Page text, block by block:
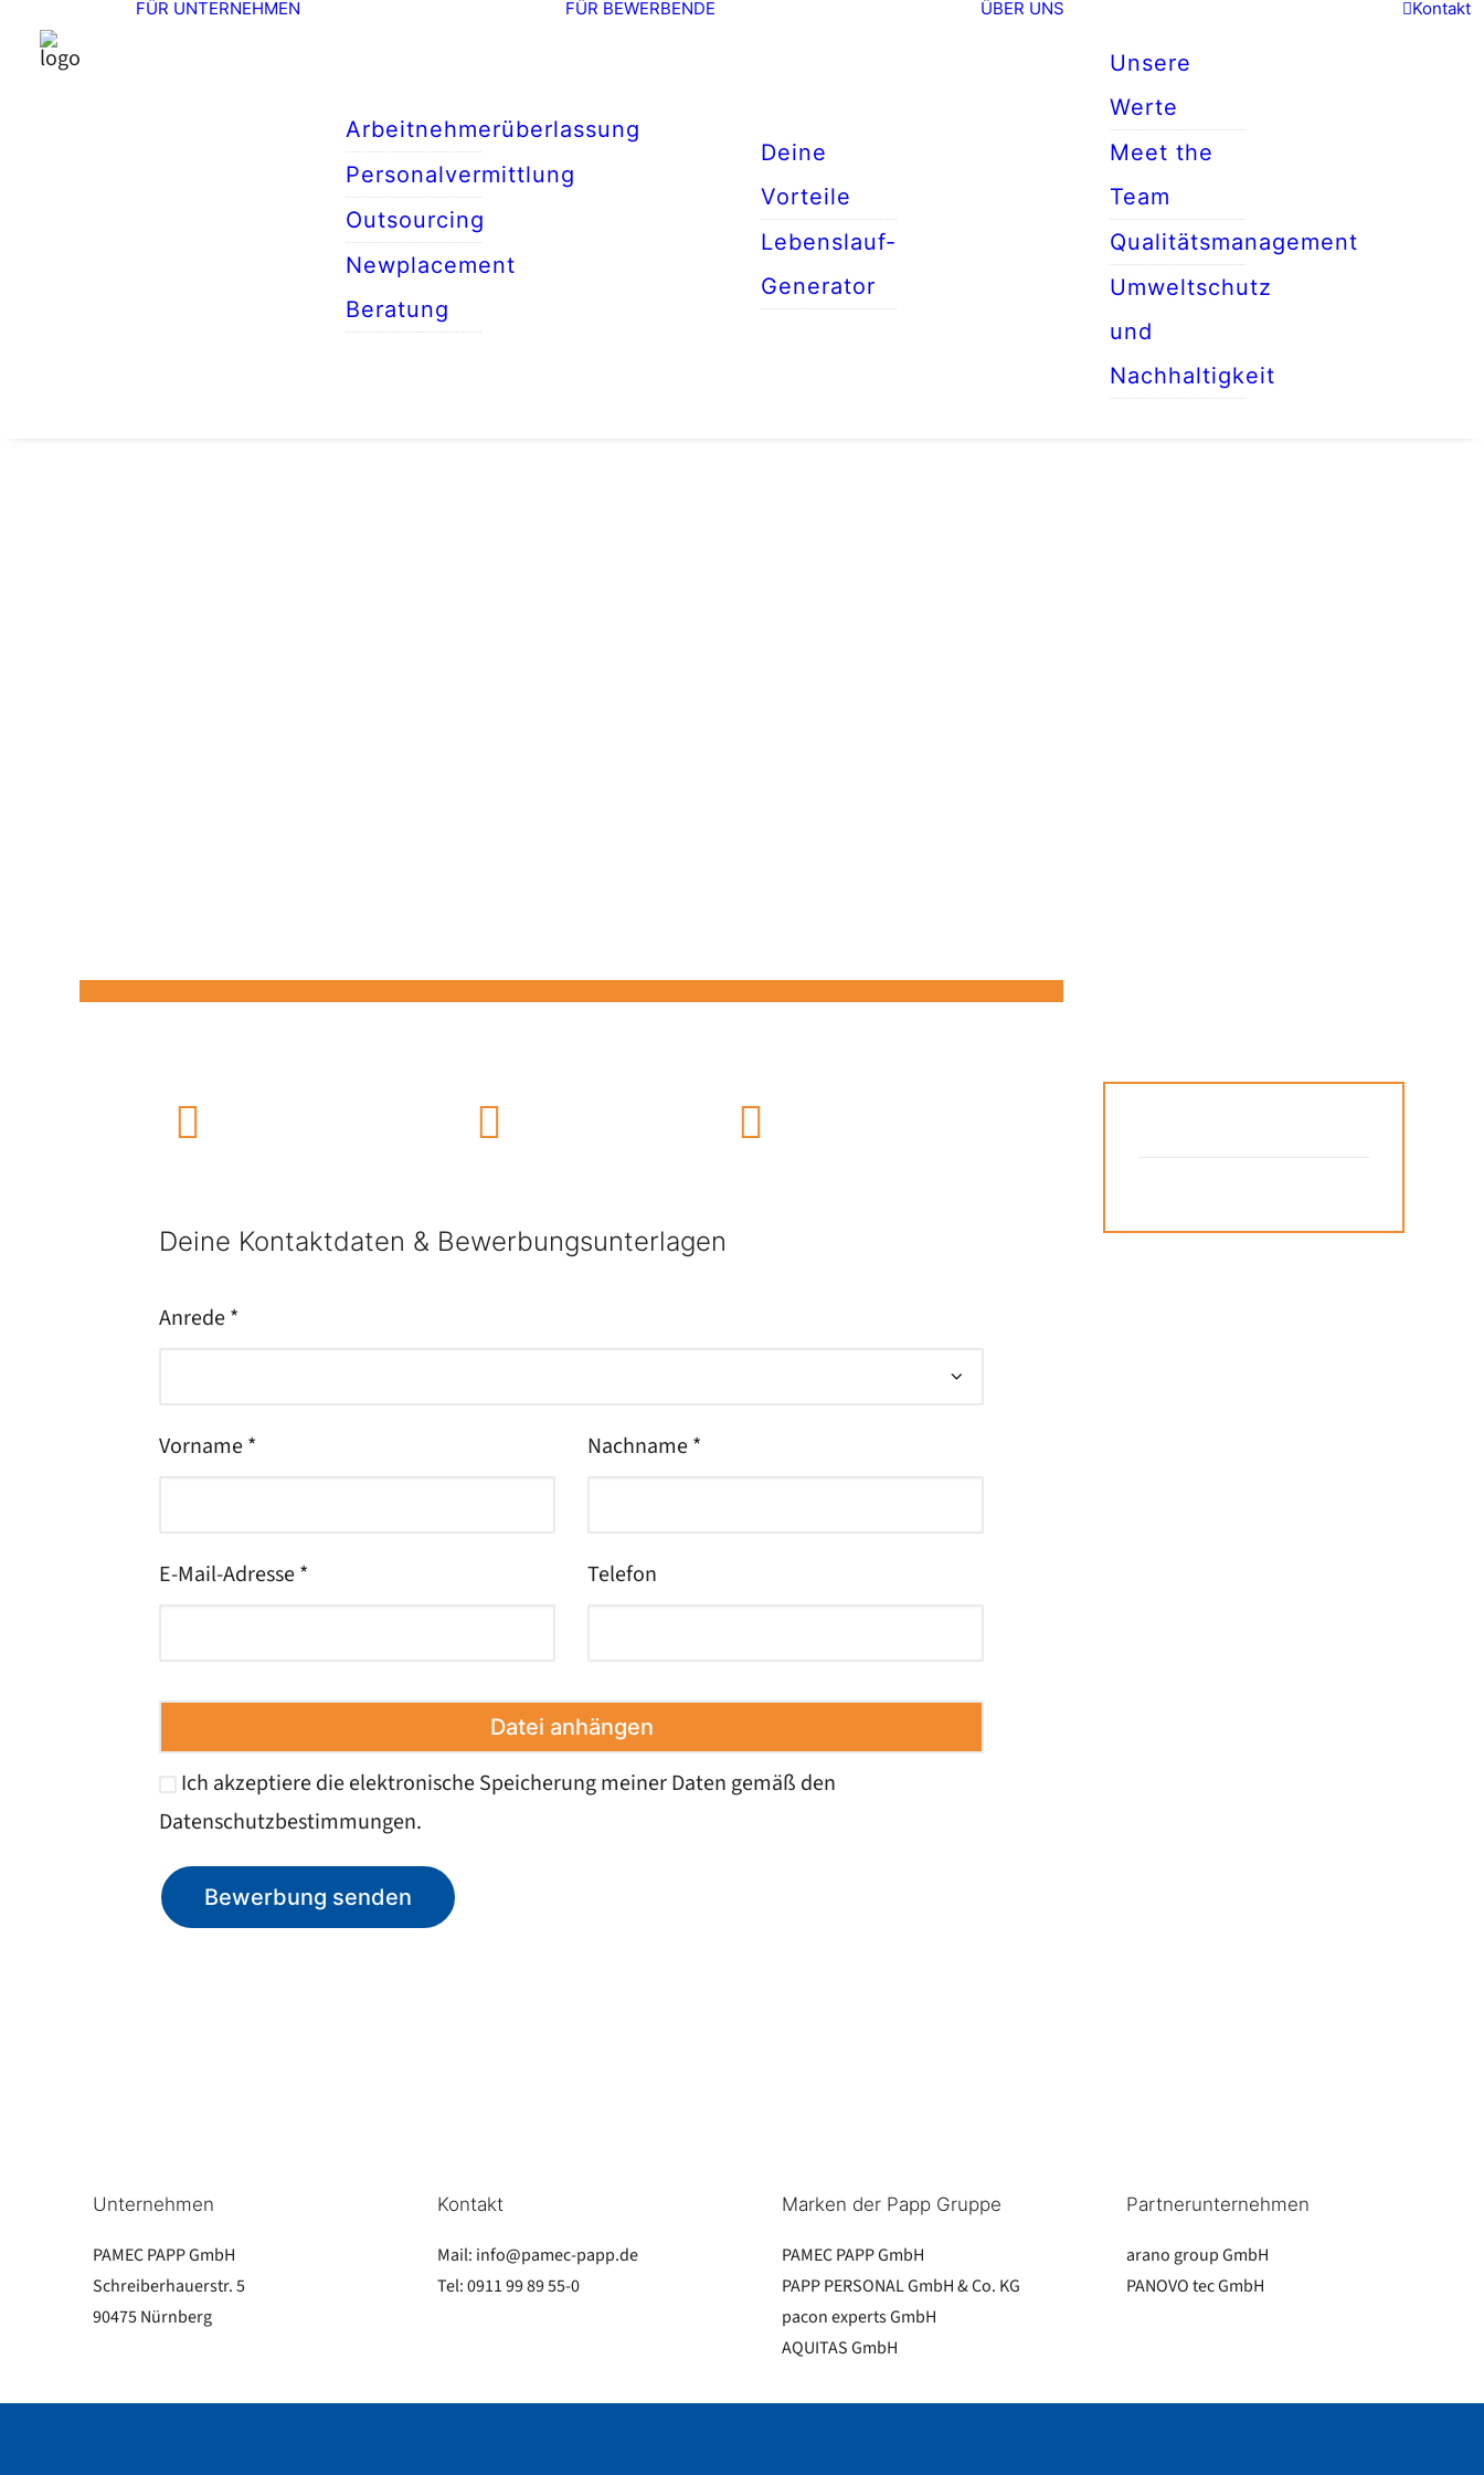
FÜR UNTERNEHMEN
Arbeitnehmerüberlassung
Personalvermittlung
Outsourcing
Newplacement
Beratung
FÜR BEWERBENDE
Deine
Vorteile
Lebenslauf-
Generator
ÜBER UNS
Unsere
Werte
Meet the
Team
Qualitätsmanagement
Umweltschutz
und
Nachhaltigkeit
Kontakt
Deine Kontaktdaten & Bewerbungsunterlagen
Anrede *
Vorname * Nachname *
E-Mail-Adresse * Telefon
Datei anhängen
Ich akzeptiere die elektronische Speicherung meiner Daten gemäß den
Datenschutzbestimmungen.
Bewerbung senden
Unternehmen
PAMEC PAPP GmbH
Schreiberhauerstr. 5
90475 Nürnberg
Kontakt
Mail: info@pamec-papp.de
Tel:0911 99 89 55-0
Marken der Papp Gruppe
PAMEC PAPP GmbH
PAPP PERSONAL GmbH & Co. KG
pacon experts GmbH
AQUITAS GmbH
Partnerunternehmen
arano group GmbH
PANOVO tec GmbH